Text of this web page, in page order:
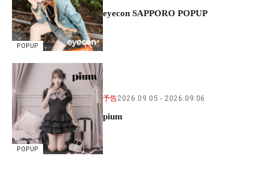
POPUP
eyecon SAPPORO POPUP
POPUP
予告2026.09.05 2026.09.06
pium